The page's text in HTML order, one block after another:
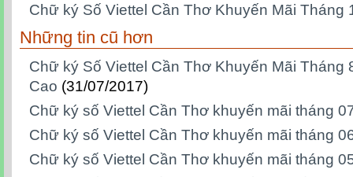
Chữ ký Số Viettel Cần Thơ Khuyến Mãi Tháng
Những tin cũ hơn
Chữ ký Số Viettel Cần Thơ Khuyến Mãi Tháng
Cao (31/07/2017)
Chữ ký số Viettel Cần Thơ khuyến mãi tháng
Chữ ký số Viettel Cần Thơ khuyến mãi tháng
Chữ ký số Viettel Cần Thơ khuyến mãi tháng